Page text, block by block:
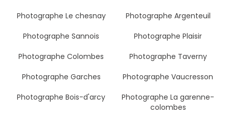
Photographe Le chesnay
Photographe Argenteuil
Photographe Sannois
Photographe Plaisir
Photographe Colombes
Photographe Taverny
Photographe Garches
Photographe Vaucresson
Photographe Bois-d'arcy
Photographe La garenne-
colombes